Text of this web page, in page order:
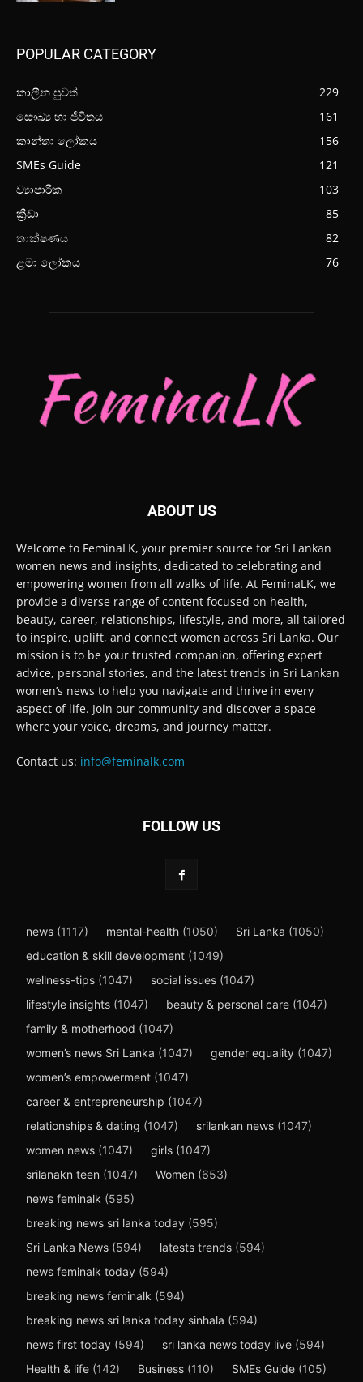
POPULAR CATEGORY
කාලීන පුවත්
229
සෞඛ්‍ය හා ජීවිතය
161
කාන්තා ලෝකය
156
SMEs Guide
121
ව්‍යාපාරික
103
ක්‍රීඩා
85
තාක්ෂණය
82
ළමා ලෝකය
76
ABOUT US
Welcome to FeminaLK, your premier source for Sri Lankan
women news and insights, dedicated to celebrating and
empowering women from all walks of life. At FeminaLK, we
provide a diverse range of content focused on health,
beauty, career, relationships, lifestyle, and more, all tailored
to inspire, uplift, and connect women across Sri Lanka. Our
mission is to be your trusted companion, offering expert
advice, personal stories, and the latest trends in Sri Lankan
women’s news to help you navigate and thrive in every
aspect of life. Join our community and discover a space
where your voice, dreams, and journey matter.
Contact us: info@feminalk.com
FOLLOW US
news (1117) mental-health (1050) Sri Lanka (1050)
education & skill development (1049)
wellness-tips (1047) social issues (1047)
lifestyle insights (1047) beauty & personal care (1047)
family & motherhood (1047)
women’s news Sri Lanka (1047) gender equality (1047)
women’s empowerment (1047)
career & entrepreneurship (1047)
relationships & dating (1047) srilankan news (1047)
women news (1047) girls (1047)
srilanakn teen (1047) Women (653)
news feminalk (595)
breaking news sri lanka today (595)
Sri Lanka News (594) latests trends (594)
news feminalk today (594)
breaking news feminalk (594)
breaking news sri lanka today sinhala (594)
news first today (594) sri lanka news today live (594)
Health & life (142) Business (110) SMEs Guide (105)